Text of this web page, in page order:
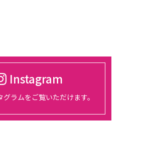
ンターホテルにて、総会
『宿フェス』に参加しま
Instagram
ラムをご覧いただけます。